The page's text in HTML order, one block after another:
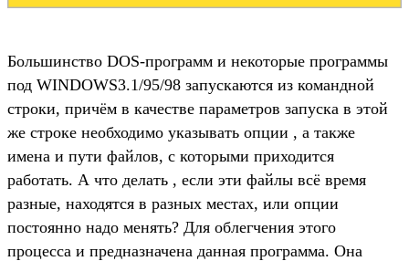
Большинство DOS-программ и некоторые программы
под WINDOWS3.1/95/98 запускаются из командной
строки, причём в качестве параметров запуска в этой
же строке необходимо указывать опции , а также
имена и пути файлов, с которыми приходится
работать. А что делать , если эти файлы всё время
разные, находятся в разных местах, или опции
постоянно надо менять? Для облегчения этого
процесса и предназначена данная программа. Она